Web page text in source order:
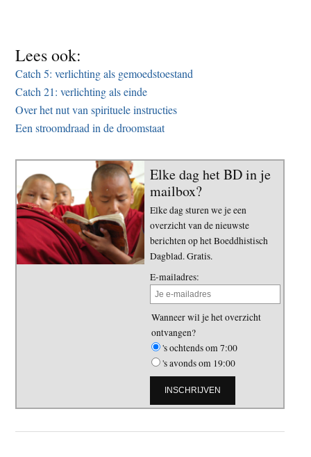
Lees ook:
Catch 5: verlichting als gemoedstoestand
Catch 21: verlichting als einde
Over het nut van spirituele instructies
Een stroomdraad in de droomstaat
Elke dag het BD in je
mailbox?
Elke dag sturen we je een
overzicht van de nieuwste
berichten op het Boeddhistisch
Dagblad. Gratis.
E-mailadres:
Wanneer wil je het overzicht
ontvangen?
's ochtends om 7:00
's avonds om 19:00